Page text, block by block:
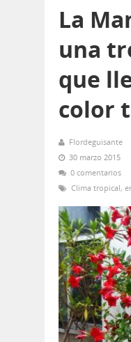
La
una
que
color
Flordeguisante
30 marzo 2015
0 comentarios
Clima tropical,